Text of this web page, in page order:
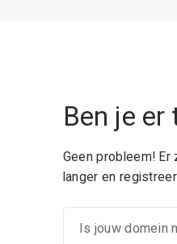
Ben je
Geen probleem!
langer en